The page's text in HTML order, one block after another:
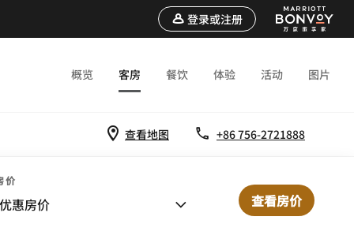
登录或注册
概览 客房 餐饮 体验 活动 图片
查看地图 +86 756-2721888
价
惠房价 查看房价